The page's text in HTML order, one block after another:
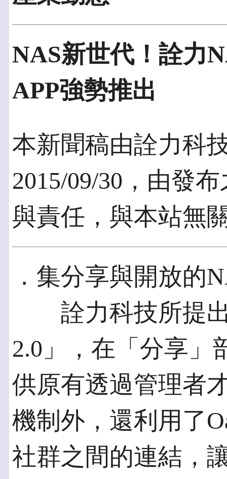
NAS新世代！詮力
APP強勢推出
本新聞稿由詮力科
2015/09/30，由發
與責任，與本站無
．集分享與開放的
詮力科技所提出
2.0」，在「分享」
供原有透過管理者
機制外，還利用了
社群之間的連結，